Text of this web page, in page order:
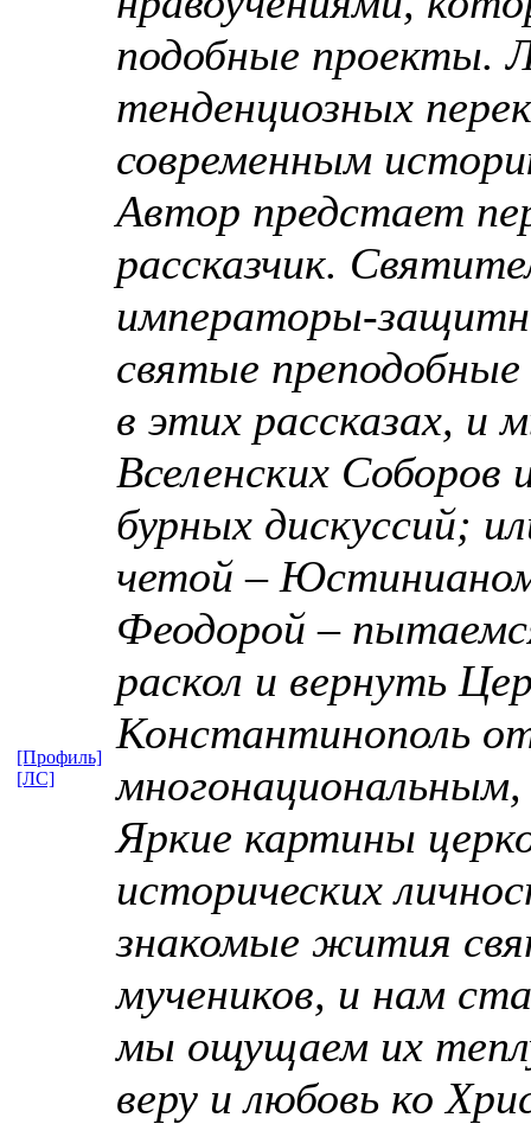
подобные проекты.
тенденциозных
современным
Автор предстает
рассказчик.
императоры-
святые
в этих рассказах, и
Вселенских Соборов
бурных дискуссий;
четой –
Феодорой –
раскол и вернуть
Константинополь
Яркие картины
исторических
знакомые жития
мучеников, и нам
мы ощущаем их
веру и любовь ко
[Профиль]
[ЛС]